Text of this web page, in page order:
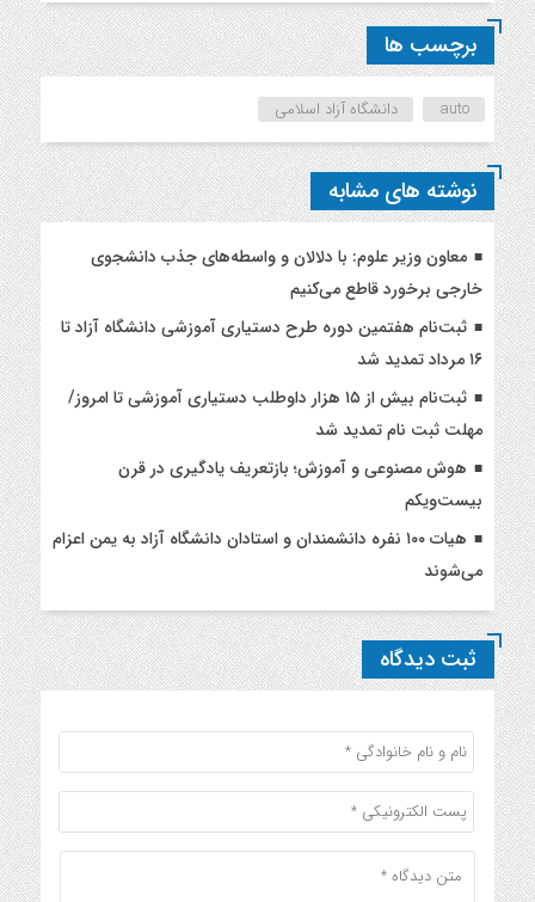
برچسب ها
auto دانشگاه آزاد اسلامی
نوشته های مشابه
معاون وزیر علوم: با دلالان و واسطه‌های جذب دانشجوی
خارجی برخورد قاطع می‌کنیم
ثبت‌نام هفتمین دوره طرح دستیاری آموزشی دانشگاه آزاد تا
۱۶ مرداد تمدید شد
ثبت‌نام بیش از ۱۵ هزار داوطلب دستیاری آموزشی تا امروز/
مهلت ثبت نام تمدید شد
هوش مصنوعی و آموزش؛ بازتعریف یادگیری در قرن
بیست‌ویکم
هیات ۱۰۰ نفره دانشمندان و استادان دانشگاه آزاد به یمن اعزام
می‌شوند
ثبت دیدگاه